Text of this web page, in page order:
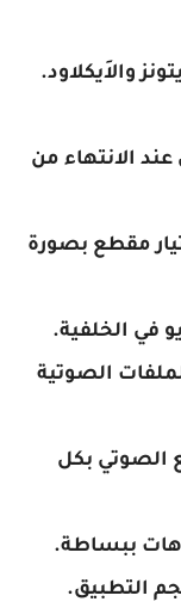
والاَيكلاود.
الانتهاء من
مقطع بصورة
في الخلفية.
الصوتية
الصوتي بكل
ببساطة.
التطبيق.